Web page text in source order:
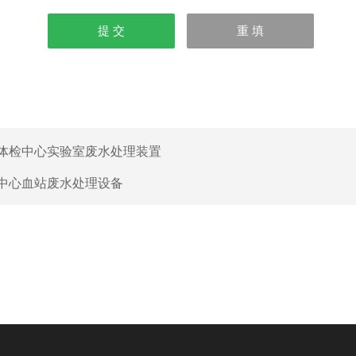
检中心实验室废水处理装置
心血站废水处理设备